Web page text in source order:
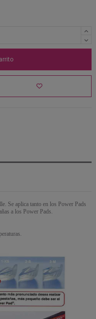
Se aplica tanto en los Power Pads
a los Power Pads.